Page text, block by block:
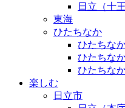
日立（十
東海
ひたちなか
ひたちな
ひたちな
ひたちな
楽しむ
日立市